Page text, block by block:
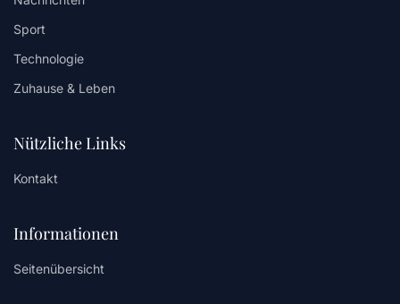
Sport
Technologie
Zuhause & Leben
Nützliche Links
Kontakt
Informationen
Seitenübersicht